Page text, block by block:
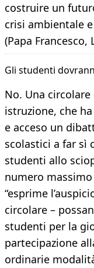
costruire un
crisi ambientale
(Papa Francesco,
Gli studenti
No. Una
istruzione, che
e acceso un
scolastici a far sì
studenti allo
numero
“esprime
circolare –
studenti per la
partecipazione
ordinarie